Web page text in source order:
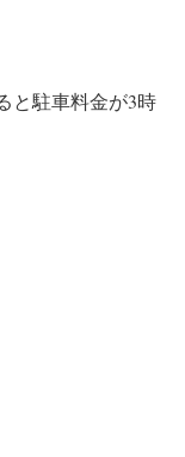
と駐車料金が3時